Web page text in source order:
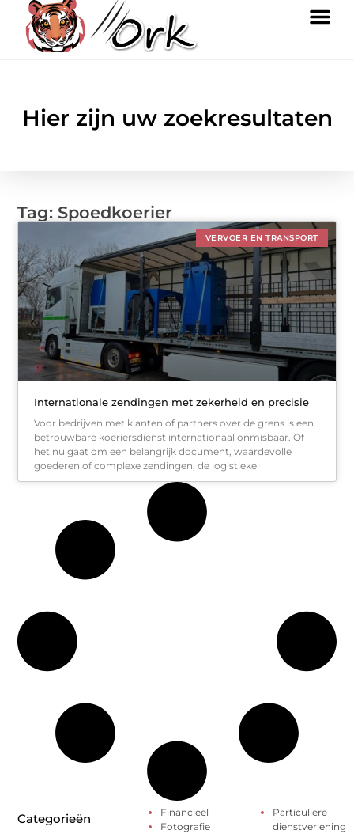
Hier zijn uw zoekresultaten
Tag: Spoedkoerier
VERVOER EN TRANSPORT
Internationale zendingen met zekerheid en precisie
Voor bedrijven met klanten of partners over de grens is een
betrouwbare koeriersdienst internationaal onmisbaar. Of
het nu gaat om een belangrijk document, waardevolle
goederen of complexe zendingen, de logistieke
Categorieën
Financieel
Fotografie
Particuliere
dienstverlening